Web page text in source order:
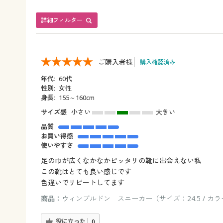
詳細フィルター
ご購入者様 購入確認済み
年代: 60代
性別: 女性
身長: 155～160cm
サイズ感 小さい
大きい
品質
お買い得感
使いやすさ
足の巾が広くなかなかピッタリの靴に出会えない私
この靴はとても良い感じです
色違いでリピートしてます
商品： ウィンブルドン スニーカー（サイズ：24.5 / カラ